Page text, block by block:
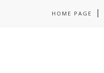
HOME PAGE